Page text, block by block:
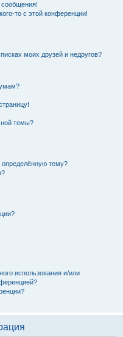
то с этой конференции!
моих друзей и недругов?
темы?
определённую тему?
использования и/или